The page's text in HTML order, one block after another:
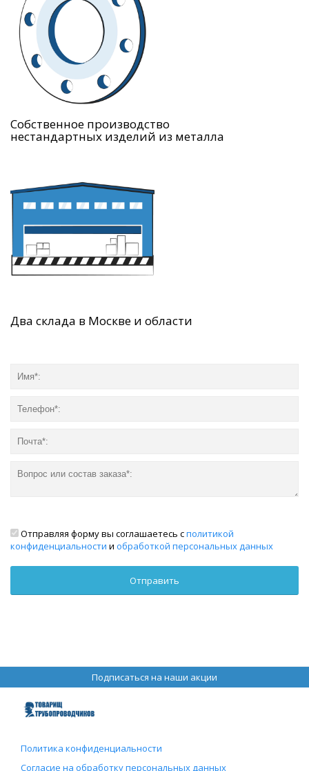
Собственное производство
нестандартных изделий из металла
Два склада в Москве и области
Отправляя форму вы соглашаетесь сполитикой
конфиденциальности и обработкой персональных данных
Подписаться на наши акции
Политика конфиденциальности
Согласие на обработку персональных данных